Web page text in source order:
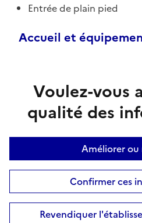
Entrée de plain pied
Accueil et
Voulez-vous
qualité des
Améliorer
Confirmer ces
Revendiquer